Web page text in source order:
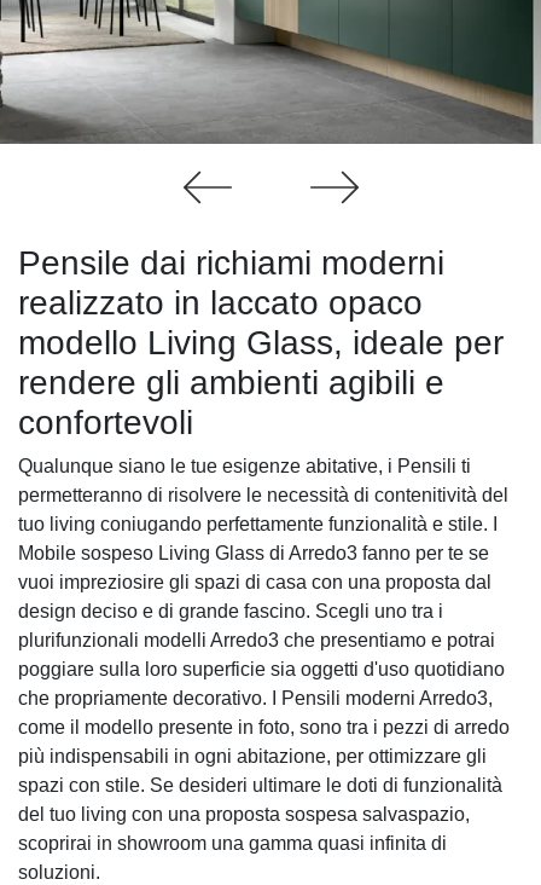
Pensile dai richiami moderni
realizzato in laccato opaco
modello Living Glass, ideale per
rendere gli ambienti agibili e
confortevoli
Qualunque siano le tue esigenze abitative, i Pensili ti
permetteranno di risolvere le necessità di contenitività del
tuo living coniugando perfettamente funzionalità e stile. I
Mobile sospeso Living Glass di Arredo3 fanno per te se
vuoi impreziosire gli spazi di casa con una proposta dal
design deciso e di grande fascino. Scegli uno tra i
plurifunzionali modelli Arredo3 che presentiamo e potrai
poggiare sulla loro superficie sia oggetti d'uso quotidiano
che propriamente decorativo. I Pensili moderni Arredo3,
come il modello presente in foto, sono tra i pezzi di arredo
più indispensabili in ogni abitazione, per ottimizzare gli
spazi con stile. Se desideri ultimare le doti di funzionalità
del tuo living con una proposta sospesa salvaspazio,
scoprirai in showroom una gamma quasi infinita di
soluzioni.